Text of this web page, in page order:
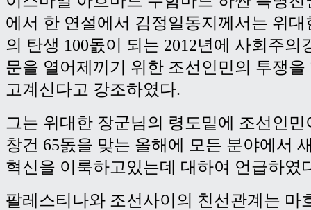
에서 한 연설에서 김정일동지께서는 위
의 탄생 100돐이 되는 2012년에 사회주의
문을 열어제끼기 위한 조선인민의 투쟁
고계신다고 강조하였다.
그는 위대한 장군님의 령도밑에 조선인
창건 65돐을 맞는 올해에 모든 분야에서
혁신을 이룩하고있는데 대하여 언급하였
팔레스티나와 조선사이의 친선관계는 마